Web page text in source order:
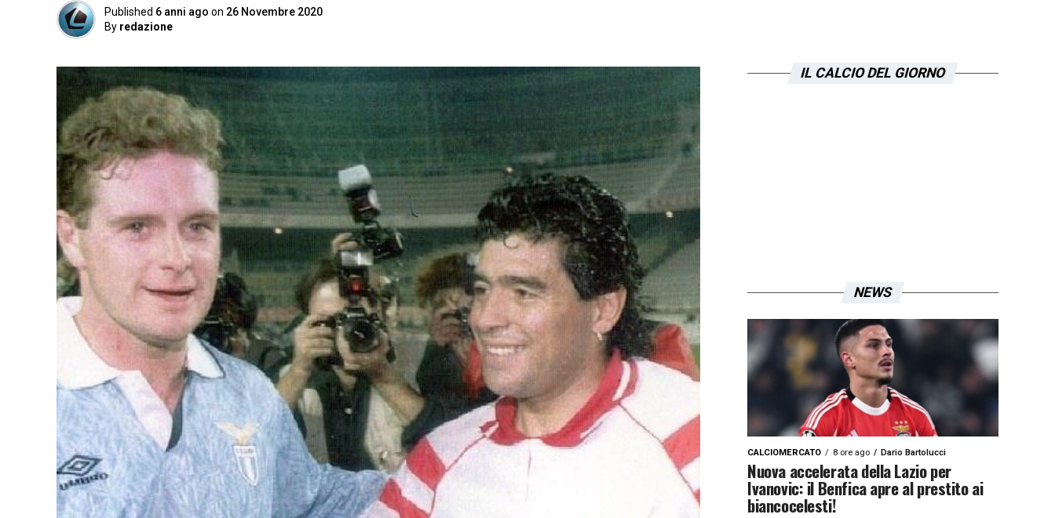
Published 6 anni ago on 26 Novembre 2020
By redazione
IL CALCIO DEL GIORNO
NEWS
CALCIOMERCATO 8 ore ago Dario Bartolucci
Nuova accelerata della Lazio per
Ivanovic: il Benfica apre al prestito ai
biancocelesti!